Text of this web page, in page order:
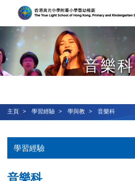
音樂科
主頁 學習經驗 學與教 音樂科
學習經驗
音樂科